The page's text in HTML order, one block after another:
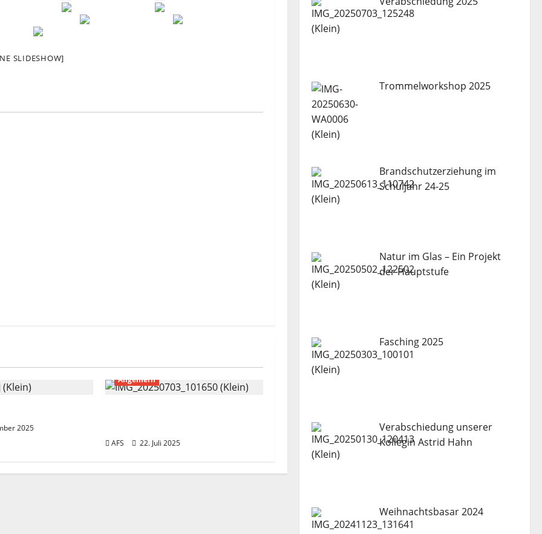
SLIDESHOW]
2025
Allgemein
AFS 22. Juli 2025
Trommelworkshop 2025
Brandschutzerziehung im
Schuljahr 24-25
Natur im Glas – Ein Projekt
der Hauptstufe
Fasching 2025
Verabschiedung unserer
Kollegin Astrid Hahn
Weihnachtsbasar 2024